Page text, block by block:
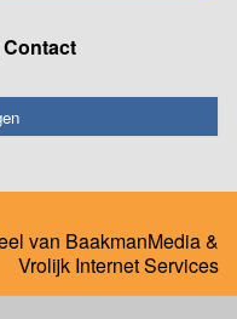
Contact
van BaakmanMedia&
Vrolijk Internet Services